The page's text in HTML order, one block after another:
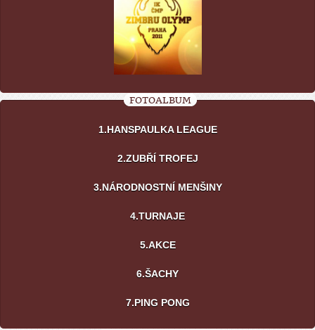
FOTOALBUM
1.HANSPAULKA LEAGUE
2.ZUBŘÍ TROFEJ
3.NÁRODNOSTNÍ MENŠINY
4.TURNAJE
5.AKCE
6.ŠACHY
7.PING PONG